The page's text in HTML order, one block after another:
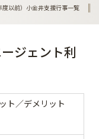
度以前）小金井支援行事一覧
ジェント利
ト／デメリット